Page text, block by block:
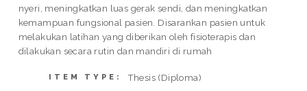
nyeri, meningkatkan luas gerak sendi, dan meningkatkan
kemampuan fungsional pasien. Disarankan pasien untuk
melakukan latihan yang diberikan oleh fisioterapis dan
dilakukan secara rutin dan mandiri di rumah
ITEM TYPE: Thesis (Diploma)